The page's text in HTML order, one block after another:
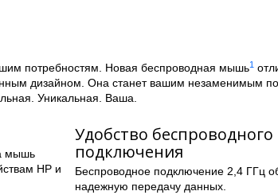
потребностям. Новая беспроводная мышь1
дизайном. Она станет вашим незаменимым
Уникальная. Ваша.
мышь
HP и
Удобство беспроводного
подключения
Беспроводное подключение 2,4 ГГц
надежную передачу данных.